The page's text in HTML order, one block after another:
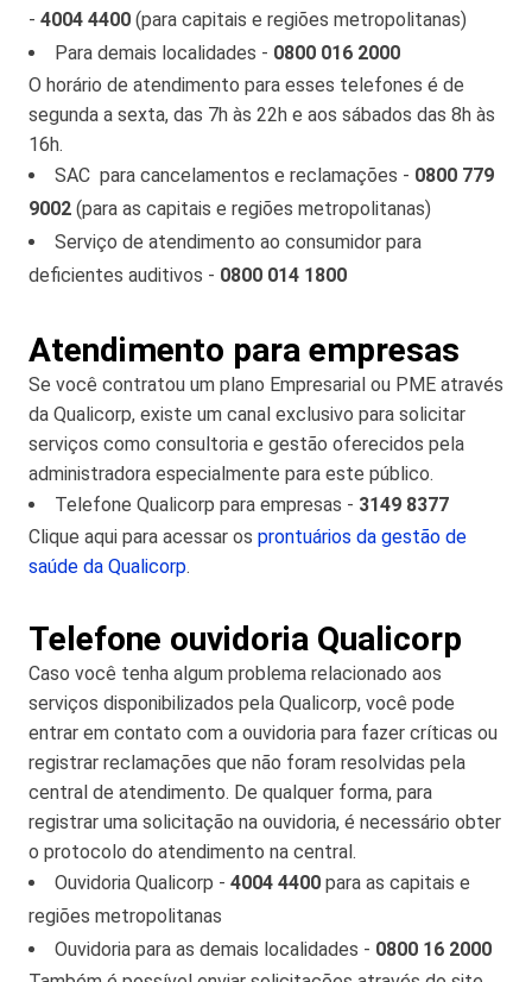
- 4004 4400 (para capitais e regiões metropolitanas)
Para demais localidades - 0800 016 2000
O horário de atendimento para esses telefones é de
segunda a sexta, das 7h às 22h e aos sábados das 8h às
16h.
SAC para cancelamentos e reclamações - 0800 779
9002 (para as capitais e regiões metropolitanas)
Serviço de atendimento ao consumidor para
deficientes auditivos - 0800 014 1800
Atendimento para empresas
Se você contratou um plano Empresarial ou PME através
da Qualicorp, existe um canal exclusivo para solicitar
serviços como consultoria e gestão oferecidos pela
administradora especialmente para este público.
Telefone Qualicorp para empresas - 3149 8377
Clique aqui para acessar os prontuários da gestão de
saúde da Qualicorp.
Telefone ouvidoria Qualicorp
Caso você tenha algum problema relacionado aos
serviços disponibilizados pela Qualicorp, você pode
entrar em contato com a ouvidoria para fazer críticas ou
registrar reclamações que não foram resolvidas pela
central de atendimento. De qualquer forma, para
registrar uma solicitação na ouvidoria, é necessário obter
o protocolo do atendimento na central.
Ouvidoria Qualicorp - 4004 4400 para as capitais e
regiões metropolitanas
Ouvidoria para as demais localidades - 0800 16 2000